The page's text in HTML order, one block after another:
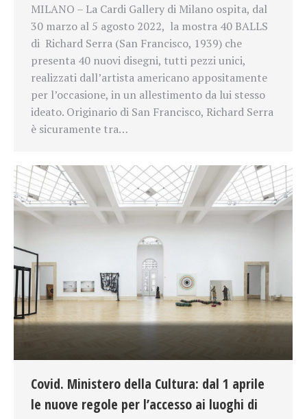
MILANO – La Cardi Gallery di Milano ospita, dal
30 marzo al 5 agosto 2022, la mostra 40 BALLS
di Richard Serra (San Francisco, 1939) che
presenta 40 nuovi disegni, tutti pezzi unici,
realizzati dall’artista americano appositamente
per l’occasione, in un allestimento da lui stesso
ideato. Originario di San Francisco, Richard Serra
è sicuramente tra…
Covid. Ministero della Cultura: dal 1 aprile
le nuove regole per l’accesso ai luoghi di